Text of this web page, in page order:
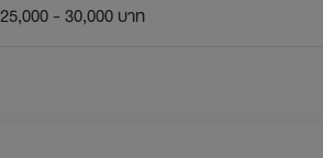
25,000 - 30,000 บาท